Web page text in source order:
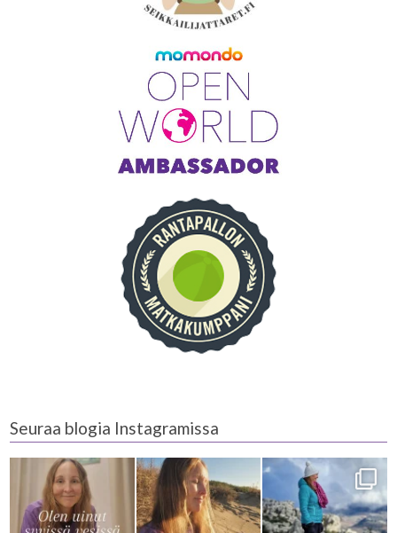
Seuraa blogia Instagramissa